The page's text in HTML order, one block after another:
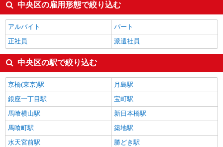
中央区の雇用形態で絞り込む
アルバイト
パート
正社員
派遣社員
中央区の駅で絞り込む
京橋(東京)駅
月島駅
銀座一丁目駅
宝町駅
馬喰横山駅
新日本橋駅
馬喰町駅
築地駅
水天宮前駅
勝どき駅